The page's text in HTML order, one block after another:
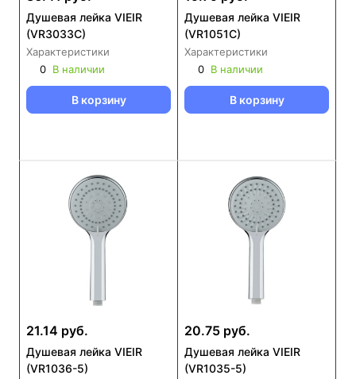
Душевая лейка VIEIR
(VR3033C)
Характеристики
0 В наличии
В корзину
Душевая лейка VIEIR
(VR1051C)
Характеристики
0 В наличии
В корзину
21.14 руб.
Душевая лейка VIEIR
(VR1036-5)
20.75 руб.
Душевая лейка VIEIR
(VR1035-5)